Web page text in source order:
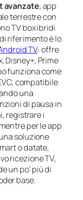
avanzate, app
terrestre con
TV box ibridi
riferimento è lo
TV: offre
Disney+, Prime
funziona come
compatibile
una
di pausa in
registrare i
per le app
soluzione
o datate,
ricezione TV,
un po’ più di
base.